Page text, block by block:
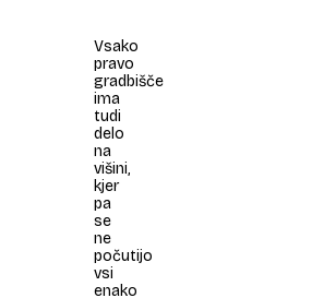
Vsako
pravo
gradbišče
ima
tudi
delo
na
višini,
kjer
pa
se
ne
počutijo
vsi
enako